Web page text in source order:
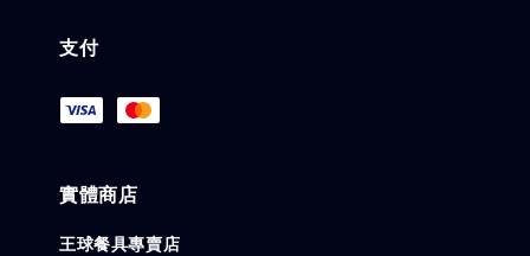
支付
實體商店
王球餐具專賣店